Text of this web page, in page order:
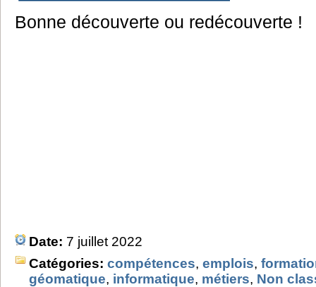
Bonne découverte ou redécouverte !
Date: 7 juillet 2022
Catégories: compétences, emplois,
géomatique, informatique, métiers, Non